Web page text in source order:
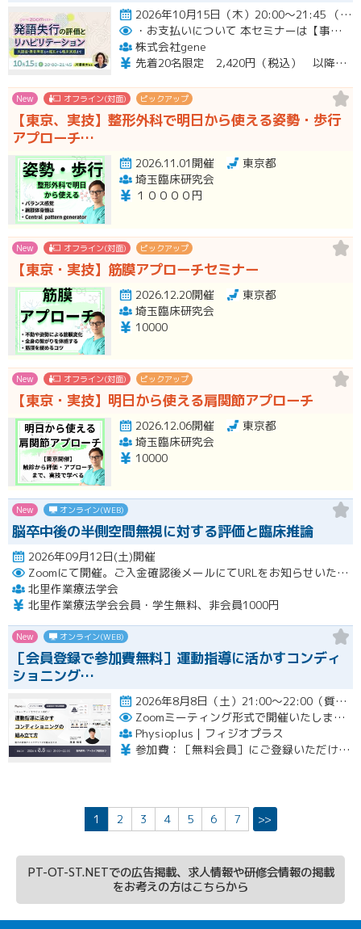
2026年10月15日（木）20:00～21:45 （受付開始時間 19:45）開催
・お支払いについて 本セミナーは【事前支払い（クレジットカード・銀行振込）】です。
株式会社gene
先着20名限定 2,420円（税込） 以降3,000円（税込） ※お支払い方法：クレジットカード・銀行振込 【キャンセルについて】 決済後はいかなる理由でも返金はいたしませんのでご了承ください。 受講料をお支払いいただいた方には、後日アーカイブの視聴URLをお送りいたします。
New オフライン(対面) ピックアップ
【東京、実技】整形外科で明日から使える姿勢・歩行
アプローチ…
2026.11.01開催
東京都
埼玉臨床研究会
１００００円
New オフライン(対面) ピックアップ
【東京・実技】筋膜アプローチセミナー
2026.12.20開催
東京都
埼玉臨床研究会
10000
New オフライン(対面) ピックアップ
【東京・実技】明日から使える肩関節アプローチ
2026.12.06開催
東京都
埼玉臨床研究会
10000
New オンライン(WEB)
脳卒中後の半側空間無視に対する評価と臨床推論
2026年09月12日(土)開催
Zoomにて開催。ご入金確認後メールにてURLをお知らせいたします。
北里作業療法学会
北里作業療法学会会員・学生無料、非会員1000円
New オンライン(WEB)
［会員登録で参加費無料］運動指導に活かすコンディ
ショニング…
2026年8月8日（土）21:00〜22:00（質疑応答を含む）開催
Zoomミーティング形式で開催いたします。
Physioplus｜フィジオプラス
参加費：［無料会員］にご登録いただければ無料 ・月額会員：参加無料 ・年額会員：参加無料 ・通常チケット：5,000円（税込）
1 2 3 4 5 6 7 >>
PT-OT-ST.NETでの広告掲載、求人情報や研修会情報の掲載
をお考えの方はこちらから